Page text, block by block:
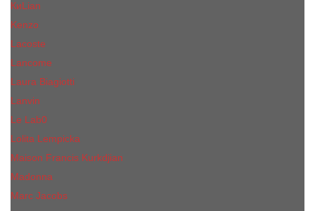
КиLian
Kenzo
Lacoste
Lancome
Laura Biagiotti
Lanvin
Lе Lab0
Lolita Lempicka
Maison Francis Kurkdjian
Madonna
Marc Jacobs